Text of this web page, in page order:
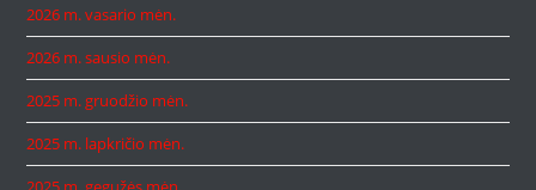
2026 m. vasario mėn.
2026 m. sausio mėn.
2025 m. gruodžio mėn.
2025 m. lapkričio mėn.